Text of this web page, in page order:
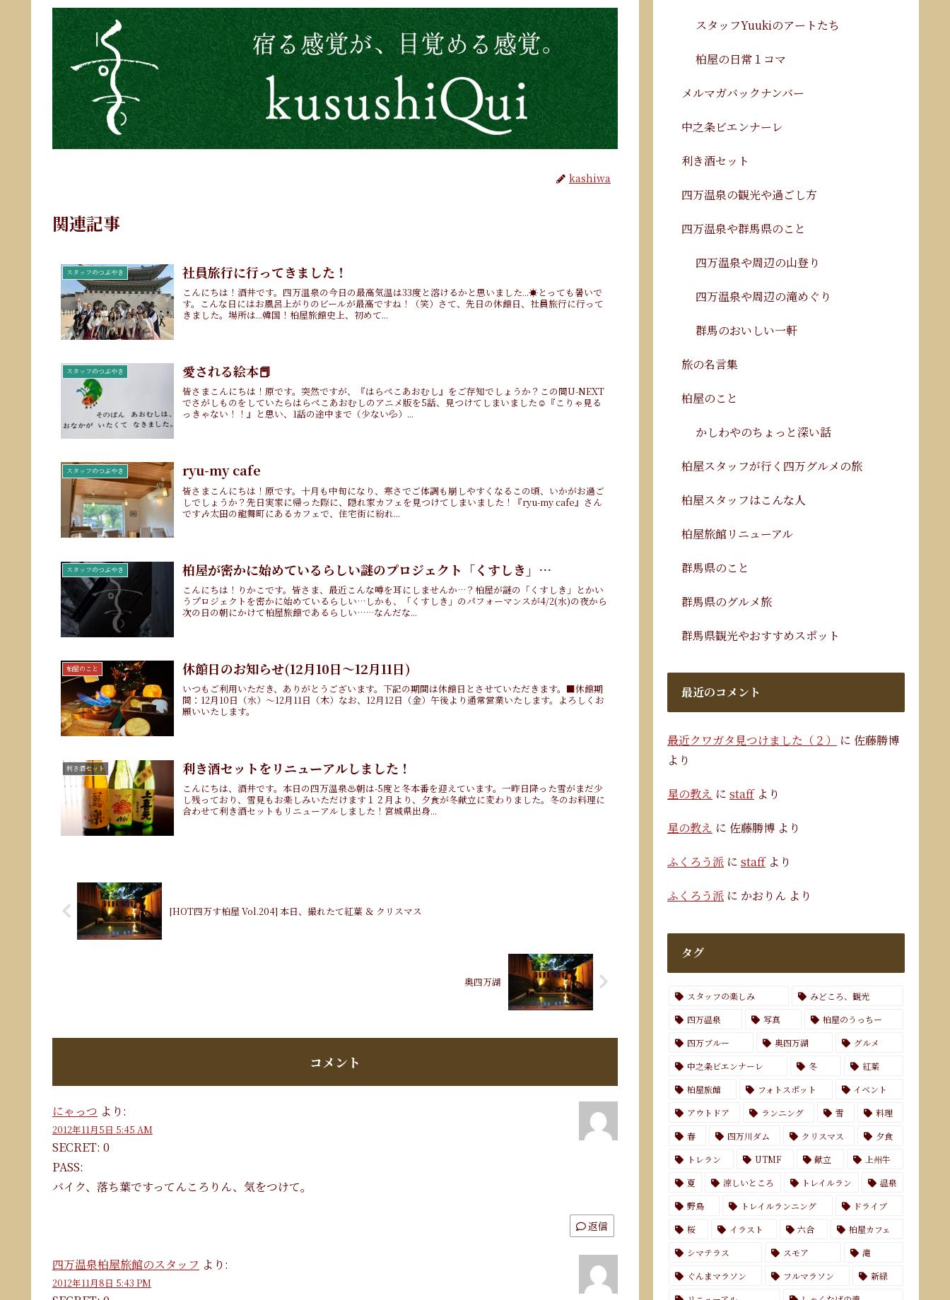
kashiwa
関連記事
スタッフのつぶやき 社員旅行に行ってきました！
こんにちは！酒井です。四万温泉の今日の最高気温は33度と溶けるかと思いました...☀️とっても暑いで
す。こんな日にはお風呂上がりのビールが最高ですね！（笑）さて、先日の休館日、社員旅行に行って
きました。場所は...韓国！柏屋旅館史上、初めて...
スタッフのつぶやき 愛される絵本📕
皆さまこんにちは！原です。突然ですが、『はらぺこあおむし』をご存知でしょうか？この間U-NEXT
でさがしものをしていたらはらぺこあおむしのアニメ版を5話、見つけてしまいました☺️『こりゃ見る
っきゃない！！』と思い、1話の途中まで（少ない💦）...
スタッフのつぶやき ryu-my cafe
皆さまこんにちは！原です。十月も中旬になり、寒さでご体調も崩しやすくなるこの頃、いかがお過ご
しでしょうか？先日実家に帰った際に、隠れ家カフェを見つけてしまいました！『ryu-my cafe』さん
です🎶太田の龍舞町にあるカフェで、住宅街に紛れ...
スタッフのつぶやき 柏屋が密かに始めているらしい謎のプロジェクト「くすしき」…
こんにちは！りかこです。皆さま、最近こんな噂を耳にしませんか…？柏屋が謎の「くすしき」とかい
うプロジェクトを密かに始めているらしい…しかも、「くすしき」のパフォーマンスが4/2(水)の夜から
次の日の朝にかけて柏屋旅館であるらしい……なんだな...
柏屋のこと 休館日のお知らせ(12月10日～12月11日)
いつもご利用いただき、ありがとうございます。下記の期間は休館日とさせていただきます。■休館期
間：12月10日（水）〜12月11日（木）なお、12月12日（金）午後より通常営業いたします。よろしくお
願いいたします。
利き酒セット 利き酒セットをリニューアルしました！
こんにちは、酒井です。本日の四万温泉♨朝は-5度と冬本番を迎えています。一昨日降った雪がまだ少
し残っており、雪見もお楽しみいただけます１２月より、夕食が冬献立に変わりました。冬のお料理に
合わせて利き酒セットもリニューアルしました！宮城県出身...
[HOT四万す柏屋 Vol.204] 本日、撮れたて紅葉 ＆ クリスマス
奥四万湖
コメント
にゃっつ より:
2012年11月5日 5:45 AM
SECRET: 0
PASS:
バイク、落ち葉ですってんころりん、気をつけて。
返信
四万温泉柏屋旅館のスタッフ より:
2012年11月8日 5:43 PM
スタッフYuukiのアートたち
柏屋の日常１コマ
メルマガバックナンバー
中之条ビエンナーレ
利き酒セット
四万温泉の観光や過ごし方
四万温泉や群馬県のこと
四万温泉や周辺の山登り
四万温泉や周辺の滝めぐり
群馬のおいしい一軒
旅の名言集
柏屋のこと
かしわやのちょっと深い話
柏屋スタッフが行く四万グルメの旅
柏屋スタッフはこんな人
柏屋旅館リニューアル
群馬県のこと
群馬県のグルメ旅
群馬県観光やおすすめスポット
最近のコメント
最近クワガタ見つけました（２） に 佐藤勝博
より
星の教え に staffより
星の教え に 佐藤勝博 より
ふくろう派 に staffより
ふくろう派 に かおりん より
タグ
スタッフの楽しみ
みどころ、観光
四万温泉
写真
柏屋のうっちー
四万ブルー
奥四万湖
グルメ
中之条ビエンナーレ
冬
紅葉
柏屋旅館
フォトスポット
イベント
アウトドア
ランニング 雪
料理
春
四万川ダム クリスマス
夕食
トレラン
UTMF 献立
上州牛
夏
涼しいところ トレイルラン
温泉
野鳥
トレイルランニング
ドライブ
桜
イラスト 六合
柏屋カフェ
シマテラス
スモア
滝
ぐんまマラソン
フルマラソン
新緑